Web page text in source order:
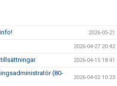
2026-05-21
2026-04-27 20:42
2026-04-15 18:41
(80-
2026-04-02 10:23